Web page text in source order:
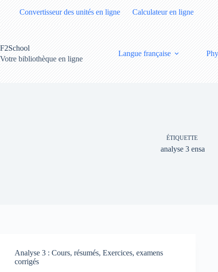
Convertisseur des unités en ligne Calculateur en ligne
F2School
Votre bibliothèque en ligne
Langue française
ÉTIQUETTE
analyse 3 ensa
Analyse 3 : Cours, résumés, Exercices, examens
corrigés